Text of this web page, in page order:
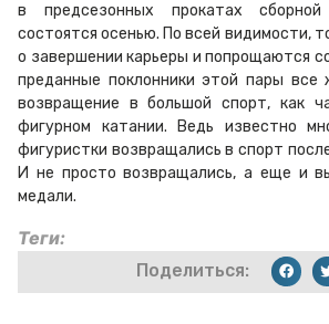
в предсезонных прокатах
состоятся осенью. По всей видимости,
о завершении карьеры и попрощаются
преданные поклонники этой пары
возвращение в большой спорт, как
фигурном катании. Ведь известно
фигуристки возвращались в спорт
И не просто возвращались, а еще и
медали.
Теги:
Поделиться: